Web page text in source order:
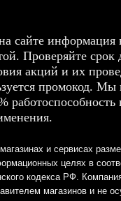
сайте информация
Проверяйте срок
акций и их
промокод. Мы
работоспособность
и сервисах
целях в
кодекса РФ.
магазинов и не